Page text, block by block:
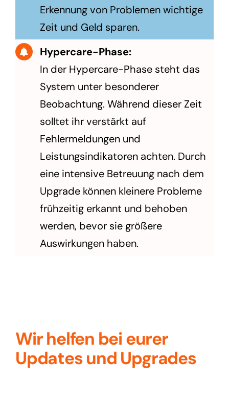
Erkennung von Problemen wichtige
Zeit und Geld sparen.
Hypercare-Phase:
In der Hypercare-Phase steht das
System unter besonderer
Beobachtung. Während dieser Zeit
solltet ihr verstärkt auf
Fehlermeldungen und
Leistungsindikatoren achten. Durch
eine intensive Betreuung nach dem
Upgrade können kleinere Probleme
frühzeitig erkannt und behoben
werden, bevor sie größere
Auswirkungen haben.
Wir helfen bei eurer
Updates und Upgrades